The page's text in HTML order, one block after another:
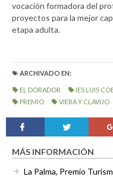
vocación formadora del
proyectos para la mejor
etapa adulta.
ARCHIVADO EN:
EL DORADOR IES LUIS
PREMIO
VIERA Y CLAVIJO
MÁS INFORMACIÓN
La Palma, Premio